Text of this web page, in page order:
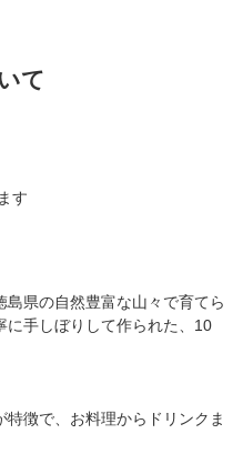
て
す
県の自然豊富な山々で育てら
に手しぼりして作られた、10
徴で、お料理からドリンクま